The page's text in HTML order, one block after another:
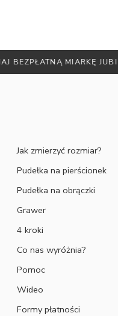
DO 30% ZNIŻKIZAPISZ
Jak zmierzyć rozmiar?
Pudełka na pierścionek
Pudełka na obrączki
Grawer
4 kroki
Co nas wyróżnia?
Pomoc
Wideo
Formy płatności